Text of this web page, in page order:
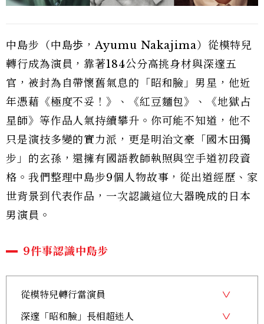
中島步（中島歩，Ayumu Nakajima）從模特兒
轉行成為演員，靠著184公分高挑身材與深邃五
官，被封為自帶懷舊氣息的「昭和臉」男星，他近
年憑藉《極度不妥！》、《紅豆麵包》、《地獄占
星師》等作品人氣持續攀升。你可能不知道，他不
只是演技多變的實力派，更是明治文豪「國木田獨
步」的玄孫，還擁有國語教師執照與空手道初段資
格。我們整理中島步9個人物故事，從出道經歷、家
世背景到代表作品，一次認識這位大器晚成的日本
男演員。
9件事認識中島步
從模特兒轉行當演員
深邃「昭和臉」長相超迷人